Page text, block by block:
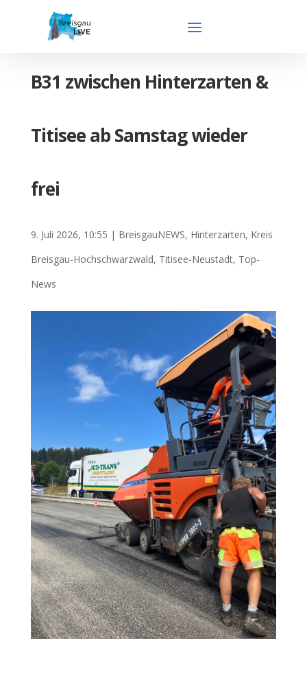
B31 zwischen Hinterzarten &
Titisee ab Samstag wieder
frei
9. Juli 2026, 10:55 | BreisgauNEWS, Hinterzarten, Kreis
Breisgau-Hochschwarzwald, Titisee-Neustadt, Top-
News